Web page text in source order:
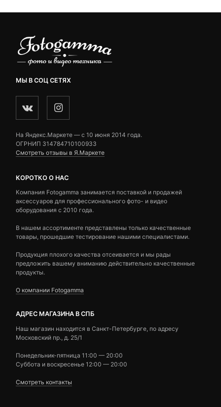
МЫ В СОЦ СЕТЯХ
На Яндекс.Маркете — c 10 июня 2014 года.
ОГРНИП 314784710100933
Смотреть отзывы в Я.Маркете
КОРОТКО О НАС
Компания Fotogamma занимается поставкой и продажей
аксессуаров для профессионального фото- и видео
оборудования с 2010 года.
В нашем ассортименте представлены только качественные
товары, прошедшие тестирование нашими специалистами.
Продукция плохого качества отсеивается и мы рады
предложить вашему вниманию действительно качественные
продукты.
О компании Fotogamma
АДРЕС МАГАЗИНА В СПБ
Наш магазин находится в Санкт-Петербурге, по адресу
Московский пр., д. 25/1
Понедельник-пятница 11:00 — 20:00
Суббота и воскресенье 12:00 — 20:00
Смотреть контакты